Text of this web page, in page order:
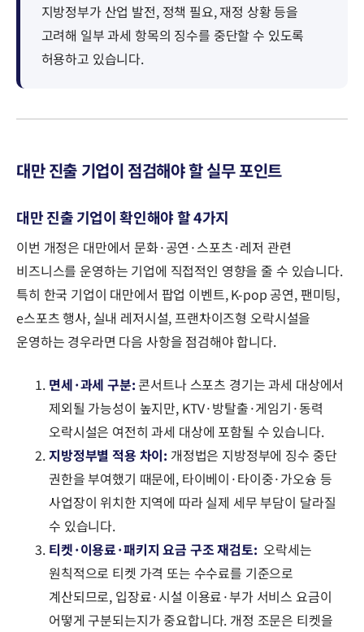
지방정부가 산업 발전, 정책 필요, 재정 상황 등을
고려해 일부 과세 항목의 징수를 중단할 수 있도록
허용하고 있습니다.
대만 진출 기업이 점검해야 할 실무 포인트
대만 진출 기업이 확인해야 할 4가지
이번 개정은 대만에서 문화·공연·스포츠·레저 관련
비즈니스를 운영하는 기업에 직접적인 영향을 줄 수 있습니다.
특히 한국 기업이 대만에서 팝업 이벤트, K-pop 공연, 팬미팅,
e스포츠 행사, 실내 레저시설, 프랜차이즈형 오락시설을
운영하는 경우라면 다음 사항을 점검해야 합니다.
면세·과세 구분: 콘서트나 스포츠 경기는 과세 대상에서
제외될 가능성이 높지만, KTV·방탈출·게임기·동력
오락시설은 여전히 과세 대상에 포함될 수 있습니다.
지방정부별 적용 차이: 개정법은 지방정부에 징수 중단
권한을 부여했기 때문에, 타이베이·타이중·가오슝 등
사업장이 위치한 지역에 따라 실제 세무 부담이 달라질
수 있습니다.
티켓·이용료·패키지 요금 구조 재검토: 오락세는
원칙적으로 티켓 가격 또는 수수료를 기준으로
계산되므로, 입장료·시설 이용료·부가 서비스 요금이
어떻게 구분되는지가 중요합니다. 개정 조문은 티켓을